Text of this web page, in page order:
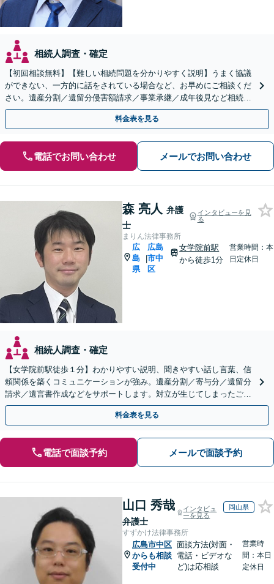
相続人調査・確定
【初回相談無料】【難しい相続問題を分かりやすく説明】うまく協議
ができない、一方的に話をされている場合など、お早めにご相談くだ
さい。遺産分割／遺留分侵害額請求／事業承継／成年後見など相続に
関するお悩みに対応します【舟入町駅5分】【分割払い可】
料金表を見る
電話でお問い合わせ メールでお問い合わせ
森 亮人 弁護
士
インタビューを見
る
まりん法律事務所
広
島
県
|
広島
市中
区
女学院前駅
から徒歩1分
営業時間：本
日定休日
相続人調査・確定
【女学院前駅徒歩１分】わかりやすい説明、聞きやすい話し言葉、信
頼関係を築くコミュニケーションが強み。遺産分割／寄与分／遺留分
請求／遺言書作成などをサポートします。対立が生じてしまったご家
族間の感情にも丁寧に配慮いたします。
料金表を見る
電話で面談予約 メールで面談予約
山口 秀哉
弁護士
インタビュ
ーを見る
岡山県
すずかけ法律事務所
広島市中区
からも相談
受付中
面談方法(対面・
電話・ビデオな
ど)は応相談
営業時
間：本日
定休日